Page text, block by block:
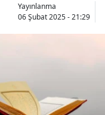
Balıkesir
Bilecik
Bitlis
Bolu
Yayınlanma
06 Şubat 2025 - 21:29